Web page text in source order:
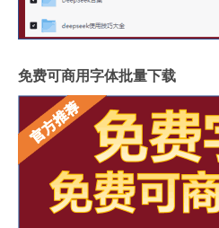
免费可商用字体批量下载